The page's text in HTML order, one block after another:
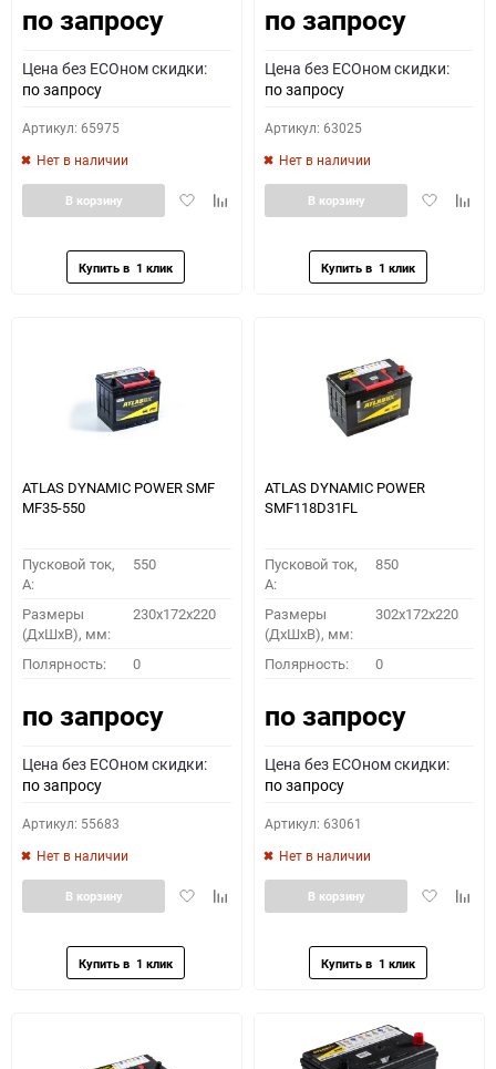
Как определить полярность?
0 - обратная 1 - прямая 3 - обратная 4 - прямая
по запросу
Цена без ECOном скидки:
по запросу
Артикул: 65975
Нет в наличии
ДобавитьДобавить
В корзину
по запросу
Цена без ECOном скидки:
по запросу
Артикул: 63025
Нет в наличии
Добавить
В корзину
ATLAS DYNAMIC POWER SMF
MF35-550
Пусковой ток,
A:
550
Размеры
(ДхШхВ), мм:
230x172x220
Полярность: 0
по запросу
Цена без ECOном скидки:
по запросу
Артикул: 55683
Нет в наличии
ДобавитьДобавить
В корзину
ATLAS DYNAMIC POWER
SMF118D31FL
Пусковой ток,
A:
850
Размеры
(ДхШхВ), мм:
302x172x220
Полярность: 0
по запросу
Цена без ECOном скидки:
по запросу
Артикул: 63061
Нет в наличии
Добавить
В корзину